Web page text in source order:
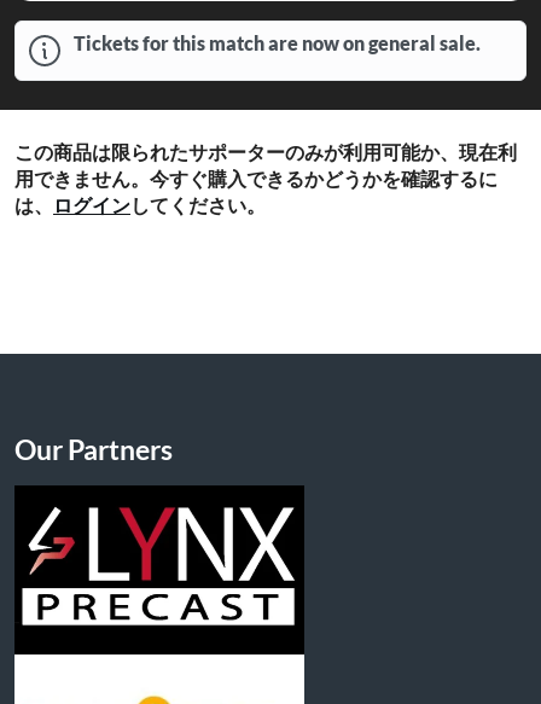
Tickets for this match are now on general sale.
この商品は限られたサポーターのみが利用可能か、現在利
用できません。今すぐ購入できるかどうかを確認するに
は、
ログインしてください。
Our Partners